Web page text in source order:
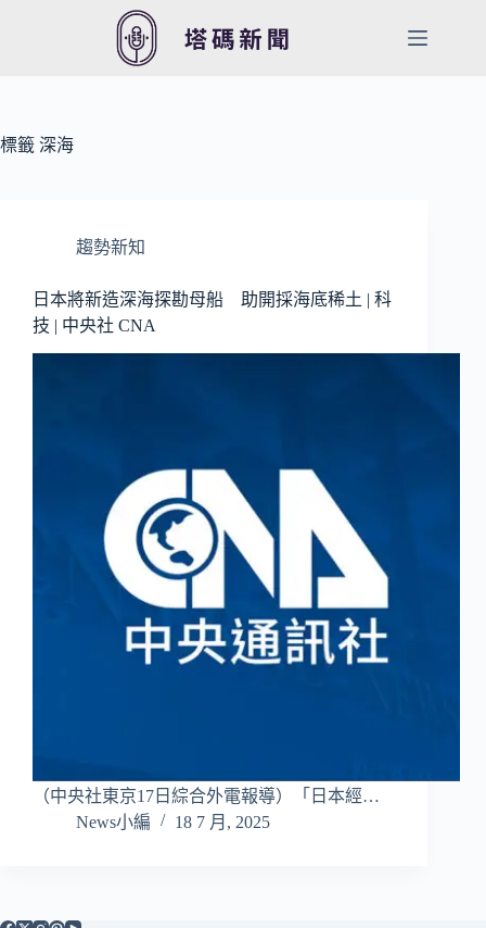
容
標籤 深海
趨勢新知
日本將新造深海探勘母船 助開採海底稀土 | 科
技 | 中央社 CNA
（中央社東京17日綜合外電報導）「日本經…
News小編
18 7 月, 2025